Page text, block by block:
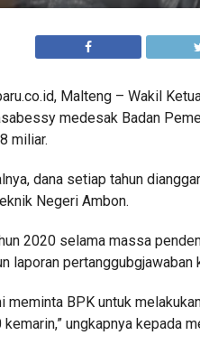
Malteng – Wakil
medesak Badan
miliar.
dana setiap tahun
Negeri Ambon.
2020 selama massa
laporan
meminta BPK untuk
kemarin,” ungkapnya kepada